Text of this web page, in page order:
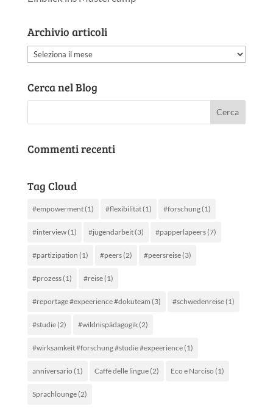
Archivio articoli
Archivio
Cerca nel Blog
Commenti recenti
Tag Cloud
#empowerment(1) #flexibilität(1) #forschung(1)
#interview(1) #jugendarbeit(3) #papperlapeers(7)
#partizipation (1) #peers(2) #peersreise(3)
#prozess(1) #reise(1)
#reportage #expeerience #dokuteam (3) #schwedenreise(1)
#studie(2) #wildnispädagogik(2)
#wirksamkeit #forschung #studie #expeerience(1)
anniversario (1) Caffè delle lingue(2) Eco e Narciso (1)
Sprachlounge(2)